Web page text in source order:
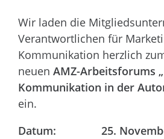
Wir laden die
Verantwortlichen für
Kommunikation herzlich
neuen AMZ-Arbeitsforums
Kommunikation in der
ein.
Datum: 25.